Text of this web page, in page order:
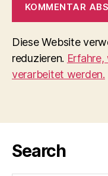
Diese Website
reduzieren.
verarbeitet werden.
Search